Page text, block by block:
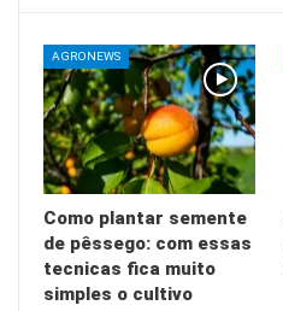
AGRONEWS
Como plantar semente
de pêssego: com essas
tecnicas fica muito
simples o cultivo